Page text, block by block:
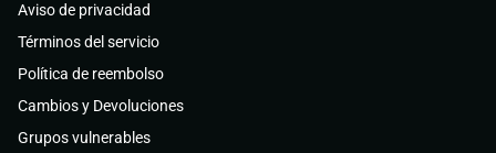
Aviso de privacidad
Términos del servicio
Política de reembolso
Cambios y Devoluciones
Grupos vulnerables